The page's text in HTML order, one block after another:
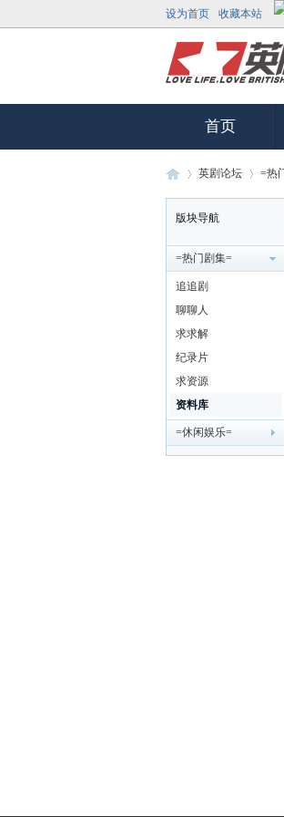
设为首页 收藏本站
首页
剧
»
英剧论坛 =热
版块导航
=热门剧集=
追追剧
聊聊人
求求解
纪录片
求资源
资料库
=休闲娱乐=